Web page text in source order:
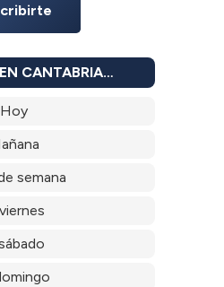
CANTABRIA…
Hoy
semana